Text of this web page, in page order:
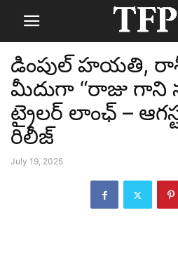
డింపుల్ హయతి,
మీదుగా “రాజు
ట్రైలర్ లాంఛ్ –
రిలీజ్
July 19, 2025